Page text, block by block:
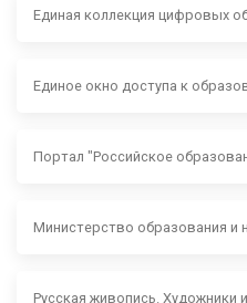
Единая коллекция цифровых
Единое окно доступа к
Портал "Российское
Министерство образования и
Русская живопись. Художники